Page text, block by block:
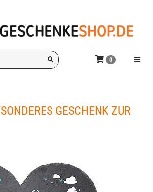
Menü
0
GESCHENK ZUR